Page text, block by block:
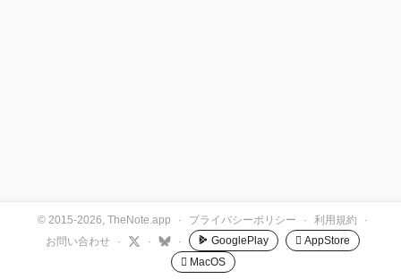
© 2015-2026, TheNote.app · プライバシーポリシー · 利用規約
·
お問い合わせ
· · · GooglePlay
 AppStore
 MacOS